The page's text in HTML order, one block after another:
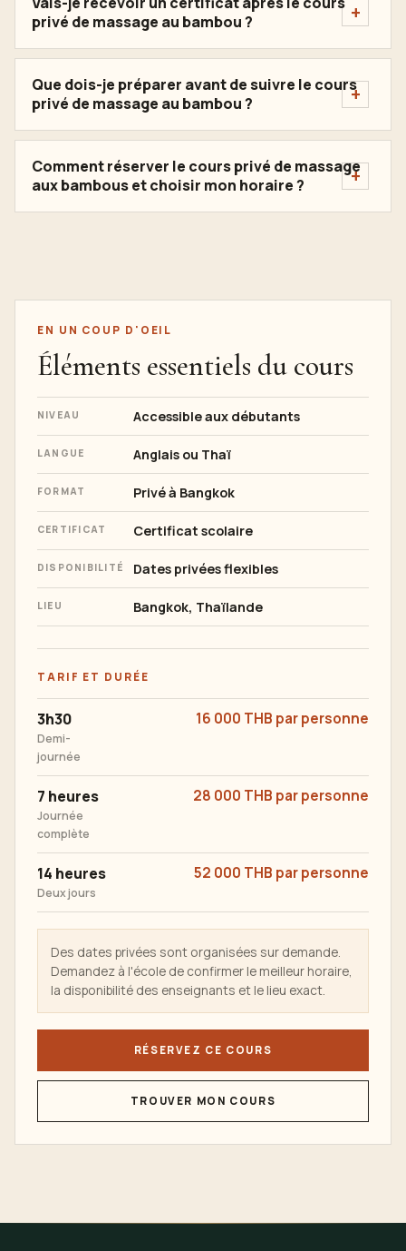
privé de massage au bambou ?
Que dois-je préparer avant de suivre le cours
privé de massage au bambou ?
Comment réserver le cours privé de massage
aux bambous et choisir mon horaire ?
EN UN COUP D'OEIL
Éléments essentiels du cours
NIVEAU Accessible aux débutants
LANGUE Anglais ou Thaï
FORMAT Privé à Bangkok
CERTIFICAT Certificat scolaire
DISPONIBILITÉ Dates privées flexibles
LIEU Bangkok, Thaïlande
TARIF ET DURÉE
3h30
Demi-
journée
16 000 THB par personne
7 heures
Journée
complète
28 000 THB par personne
14 heures
Deux jours
52 000 THB par personne
Des dates privées sont organisées sur demande.
Demandez à l'école de confirmer le meilleur horaire,
la disponibilité des enseignants et le lieu exact.
RÉSERVEZ CE COURS
TROUVER MON COURS